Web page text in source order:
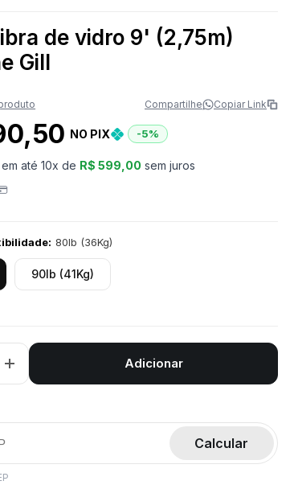
de vidro 9' (2,75m)
Gill
Compartilhe Copiar Link
NO PIX -5%
em até10x de R$ 599,00 sem juros
80lb (36Kg)
90lb (41Kg)
Aumentar
a
vidro
Adicionar
Calcular